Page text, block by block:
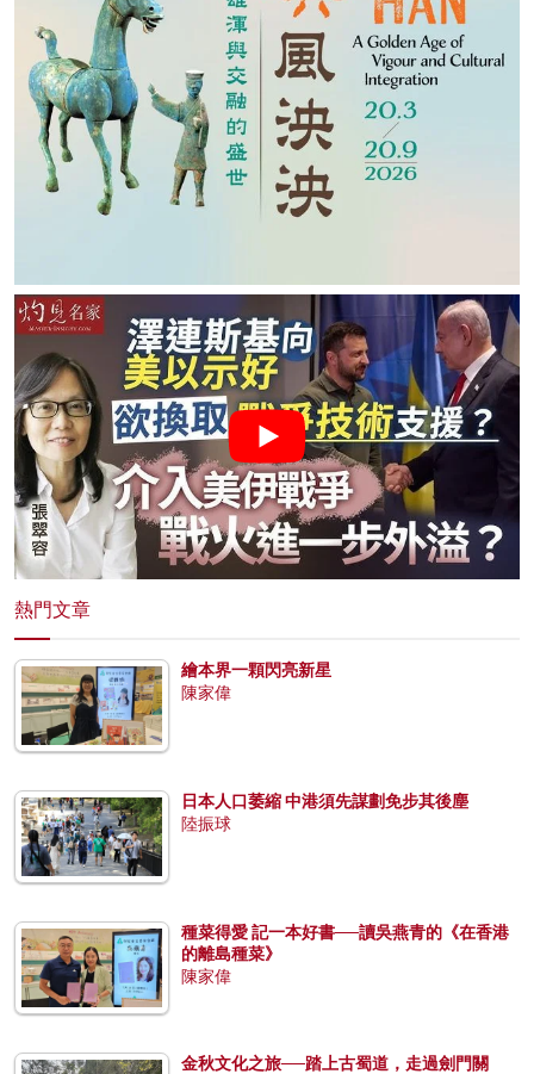
熱門文章
繪本界一顆閃亮新星
陳家偉
日本人口萎縮 中港須先謀劃免步其後塵
陸振球
種菜得愛 記一本好書──讀吳燕青的《在香港
的離島種菜》
陳家偉
金秋文化之旅──踏上古蜀道，走過劍門關